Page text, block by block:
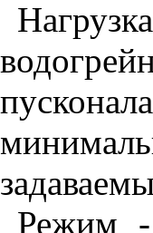
Режим -